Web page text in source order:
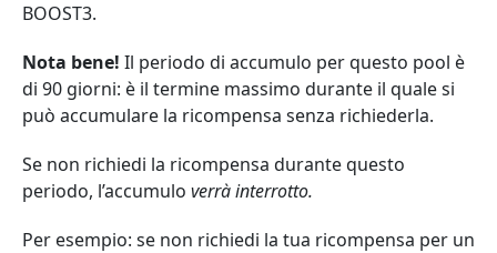
BOOST3.
Nota bene! Il periodo di accumulo per questo pool è
di 90 giorni: è il termine massimo durante il quale si
può accumulare la ricompensa senza richiederla.
Se non richiedi la ricompensa durante questo
periodo, l’accumulo verrà interrotto.
Per esempio: se non richiedi la tua ricompensa per un